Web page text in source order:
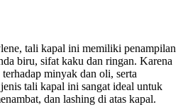
tali kapal ini memiliki penampilan
biru, sifat kaku dan ringan. Karena
minyak dan oli, serta
tali kapal ini sangat ideal untuk
dan lashing di atas kapal.